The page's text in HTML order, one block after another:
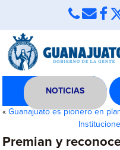
NOTICIAS
«Guanajuato es pionero en
Premian y